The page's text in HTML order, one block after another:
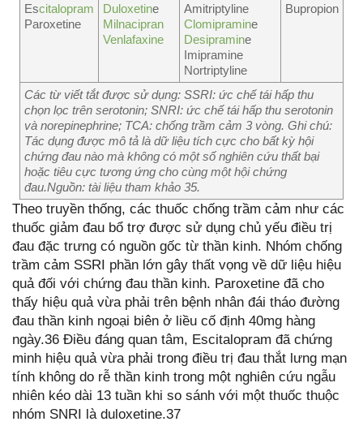
Escitalopram
Paroxetine
Duloxetine
Milnacipran
Venlafaxine
Amitriptyline
Clomipramine
Desipramine
Imipramine
Nortriptyline
Bupropion
Các từ viết tắt được sử dụng: SSRI: ức chế tái hấp thu
chọn lọc trên serotonin; SNRI: ức chế tái hấp thu serotonin
và norepinephrine; TCA: chống trầm cảm 3 vòng. Ghi chú:
Tác dụng được mô tả là dữ liệu tích cực cho bất kỳ hội
chứng đau nào mà không có một số nghiên cứu thất bại
hoặc tiêu cực tương ứng cho cùng một hội chứng
đau.Nguồn: tài liệu tham khảo 35.
Theo truyền thống, các thuốc chống trầm cảm như các
thuốc giảm đau bổ trợ được sử dụng chủ yếu điều trị
đau đặc trưng có nguồn gốc từ thần kinh. Nhóm chống
trầm cảm SSRI phần lớn gây thất vọng về dữ liệu hiệu
quả đối với chứng đau thần kinh. Paroxetine đã cho
thấy hiệu quả vừa phải trên bệnh nhân đái tháo đường
đau thần kinh ngoại biên ở liều cố định 40mg hàng
ngày.36 Điều đáng quan tâm, Escitalopram đã chứng
minh hiệu quả vừa phải trong điều trị đau thắt lưng mạn
tính không do rễ thần kinh trong một nghiên cứu ngẫu
nhiên kéo dài 13 tuần khi so sánh với một thuốc thuộc
nhóm SNRI là duloxetine.37